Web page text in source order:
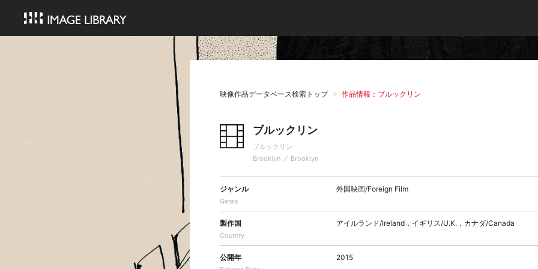
映像作品データベース検索トップ 作品情報：ブルックリン
ブルックリン
ブルックリン
Brooklyn ／ Brooklyn
ジャンル
Genre
外国映画/Foreign Film
製作国
Country
アイルランド/Ireland，イギリス/U.K.，カナダ/Canada
公開年 2015